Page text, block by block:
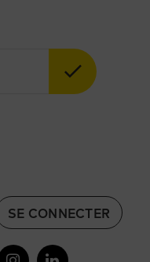
SE CONNECTER